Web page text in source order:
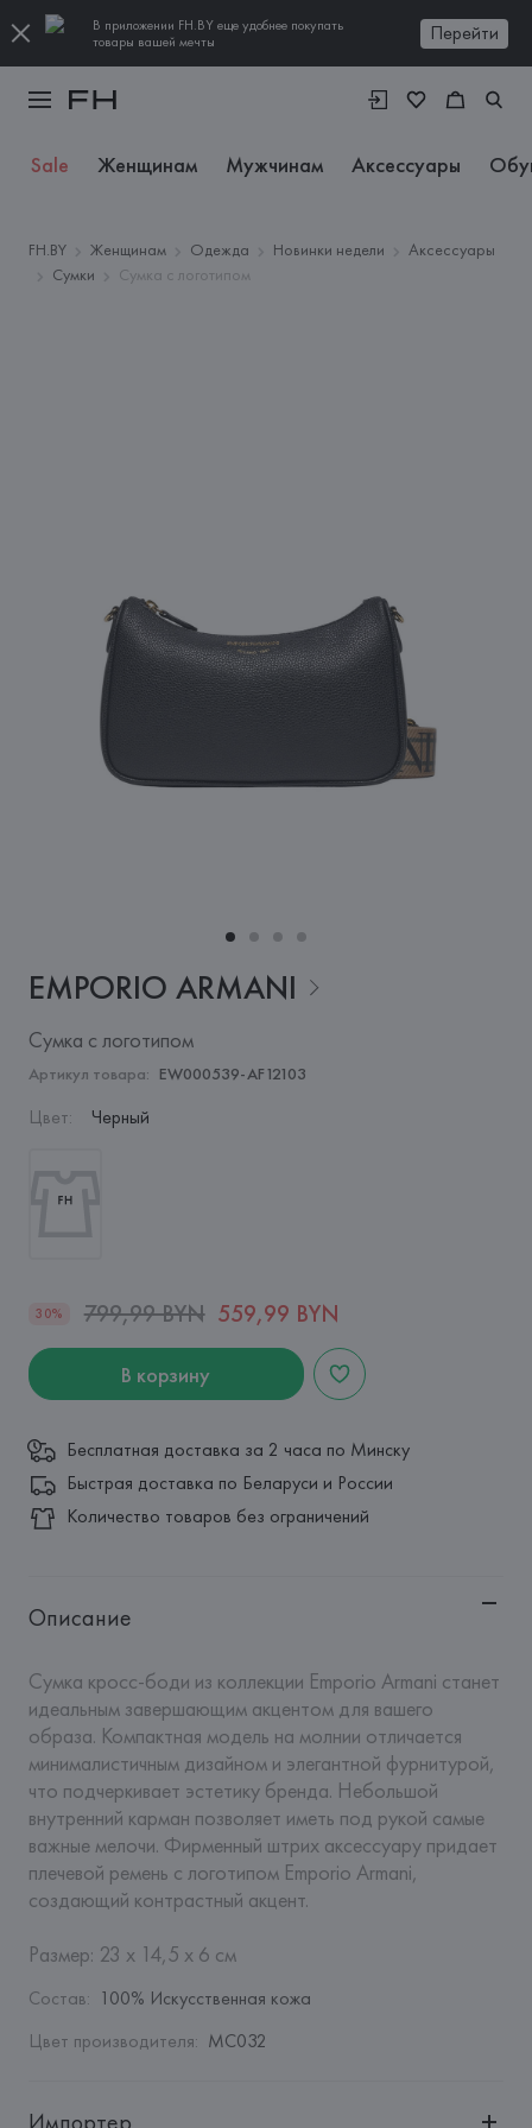
В приложении FH.BY еще удобнее покупать
товары вашей мечты
Перейти
Sale Женщинам Мужчинам Аксессуары
FH.BY Женщинам Одежда Новинки недели
Аксессуары
Сумки
Сумка с логотипом
EMPORIO ARMANI
Сумка с логотипом
Артикул товара: EW000539-AF12103
Цвет: Черный
30% 799,99 BYN 559,99 BYN
В корзину
Бесплатная доставка за 2 часа по Минску
Быстрая доставка по Беларуси и России
Количество товаров без ограничений
Описание
Сумка кросс-боди из коллекции Emporio Armani станет
идеальным завершающим акцентом для вашего
образа. Компактная модель на молнии отличается
минималистичным дизайном и элегантной фурнитурой,
что подчеркивает эстетику бренда. Небольшой
внутренний карман позволяет иметь под рукой самые
важные мелочи. Фирменный штрих аксессуару придает
плечевой ремень с логотипом Emporio Armani,
создающий контрастный акцент.
Размер: 23 x 14,5 x 6 см
Состав: 100% Искусственная кожа
Цвет производителя: MC032